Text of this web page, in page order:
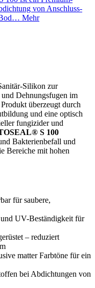
von Anschluss-
Bod… Mehr
Silikon zur
Dehnungsfugen im
überzeugt durch
und eine optisch
fungizider und
S 100
Bakterienbefall und
Bereiche mit hohen
für saubere,
UV-Beständigkeit für
– reduziert
matter Farbtöne für ein
bei Abdichtungen von